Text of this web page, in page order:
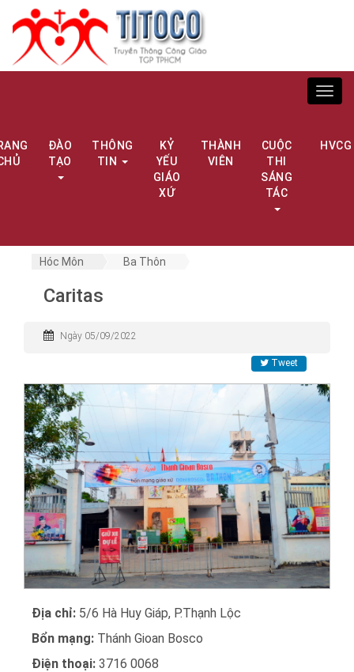
ĐÀO
TẠO
THÔNG
TIN
KỶ
YẾU
GIÁO
XỨ
THÀNH
VIÊN
CUỘC
THI
SÁNG
TÁC
HVCG
Hóc Môn Ba Thôn
Caritas
Ngày 05/09/2022
Tweet
Địa chỉ: 5/6 Hà Huy Giáp, P.Thạnh Lộc
Bổn mạng: Thánh Gioan Bosco
Điện thoại: 3716 0068